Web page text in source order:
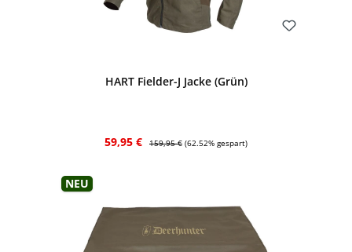
HART Fielder-J Jacke (Grün)
Verkaufspreis:
59,95 € Regulärer Preis:
159,95 € (62.52% gespart)
Neu